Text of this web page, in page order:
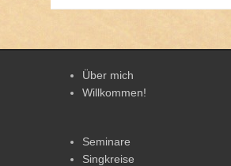
Über mich
Willkommen!
Seminare
Singkreise